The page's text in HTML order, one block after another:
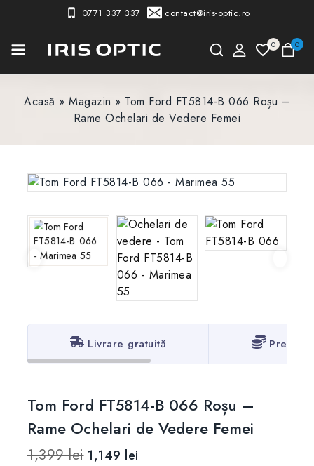
0771 337 337 contact@iris-optic.ro
0 0
Acasă » Magazin » Tom Ford FT5814-B 066 Roșu –
Rame Ochelari de Vedere Femei
Livrare gratuită Prețuri
Tom Ford FT5814-B 066 Roșu –
Rame Ochelari de Vedere Femei
1,399lei 1,149 lei
6 produse vândute în ultimele 2 ore